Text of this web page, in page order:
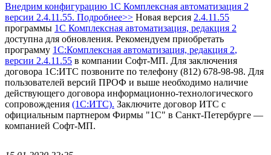
Внедрим конфигурацию 1С Комплексная автоматизация 2
версии 2.4.11.55. Подробнее>> Новая версия 2.4.11.55
программы 1С Комплексная автоматизация, редакция 2
доступна для обновления. Рекомендуем приобретать
программу 1С:Комплексная автоматизация, редакция 2,
версии 2.4.11.55 в компании Софт-МП. Для заключения
договора 1С:ИТС позвоните по телефону (812) 678-98-98. Для
пользователей версий ПРОФ и выше необходимо наличие
действующего договора информационно-технологического
сопровождения (1С:ИТС). Заключите договор ИТС с
официальным партнером Фирмы "1С" в Санкт-Петербурге —
компанией Софт-МП.